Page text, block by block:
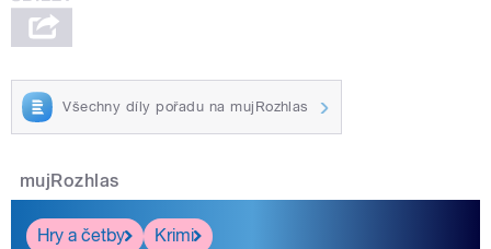
Všechny díly pořadu na mujRozhlas
mujRozhlas
Hry a četby
Krimi